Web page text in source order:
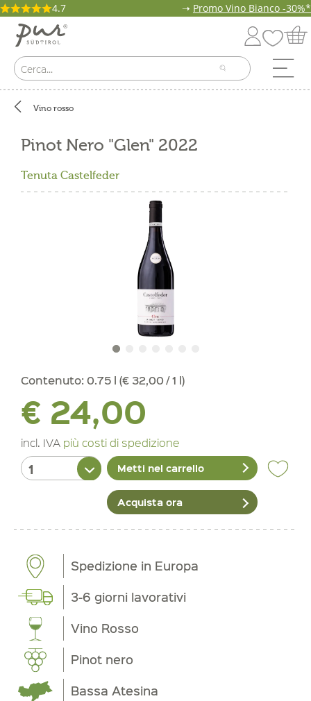
4.7 ➝ Promo Vino Bianco -30%*
Vino rosso
Pinot Nero "Glen" 2022
Tenuta Castelfeder
Contenuto: 0.75 l (€ 32,00 / 1 l)
€ 24,00
incl. IVA più costi di spedizione
Metti nel carrello
Acquista ora
Spedizione in Europa
3-6 giorni lavorativi
Vino Rosso
Pinot nero
Bassa Atesina